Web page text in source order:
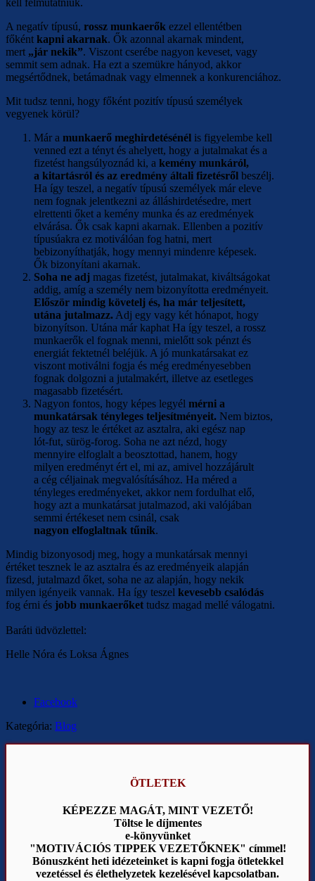
A negatív típusú, rossz munkaerők ezzel ellentétben
főként kapni akarnak. Ők azonnal akarnak mindent,
mert „jár nekik”. Viszont cserébe nagyon keveset, vagy
semmit sem adnak. Ha ezt a szemükre hányod, akkor
megsértődnek, betámadnak vagy elmennek a konkurenciához.
Mit tudsz tenni, hogy főként pozitív típusú személyek
vegyenek körül?
Már a munkaerő meghirdetésénél is figyelembe kell
venned ezt a tényt és ahelyett, hogy a jutalmakat és a
fizetést hangsúlyoznád ki, a kemény munkáról,
a kitartásról és az eredmény általi fizetésről beszélj.
Ha így teszel, a negatív típusú személyek már eleve
nem fognak jelentkezni az álláshirdetésedre, mert
elrettenti őket a kemény munka és az eredmények
elvárása. Ők csak kapni akarnak. Ellenben a pozitív
típusúakra ez motiválóan fog hatni, mert
bebizonyíthatják, hogy mennyi mindenre képesek.
Ők bizonyítani akarnak.
Soha ne adj magas fizetést, jutalmakat, kiváltságokat
addig, amíg a személy nem bizonyította eredményeit.
Először mindig követelj és, ha már teljesített,
utána jutalmazz. Adj egy vagy két hónapot, hogy
bizonyítson. Utána már kaphat Ha így teszel, a rossz
munkaerők el fognak menni, mielőtt sok pénzt és
energiát fektetnél beléjük. A jó munkatársakat ez
viszont motiválni fogja és még eredményesebben
fognak dolgozni a jutalmakért, illetve az esetleges
magasabb fizetésért.
Nagyon fontos, hogy képes legyél mérni a
munkatársak tényleges teljesítményeit. Nem biztos,
hogy az tesz le értéket az asztalra, aki egész nap
lót-fut, sürög-forog. Soha ne azt nézd, hogy
mennyire elfoglalt a beosztottad, hanem, hogy
milyen eredményt ért el, mi az, amivel hozzájárult
a cég céljainak megvalósításához. Ha méred a
tényleges eredményeket, akkor nem fordulhat elő,
hogy azt a munkatársat jutalmazod, aki valójában
semmi értékeset nem csinál, csak
nagyon elfoglaltnak tűnik.
Mindig bizonyosodj meg, hogy a munkatársak mennyi
értéket tesznek le az asztalra és az eredményeik alapján
fizesd, jutalmazd őket, soha ne az alapján, hogy nekik
milyen igényeik vannak. Ha így teszel kevesebb csalódás
fog érni és jobb munkaerőket tudsz magad mellé válogatni.
Baráti üdvözlettel:
Helle Nóra és Loksa Ágnes
Facebook
Kategória: Blog
ÖTLETEK
KÉPEZZE MAGÁT, MINT VEZETŐ!
Töltse le díjmentes
e-könyvünket
"MOTIVÁCIÓS TIPPEK VEZETŐKNEK" címmel!
Bónuszként heti idézeteinket is kapni fogja ötletekkel
vezetéssel és élethelyzetek kezelésével kapcsolatban.